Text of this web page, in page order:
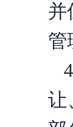
并
管
让